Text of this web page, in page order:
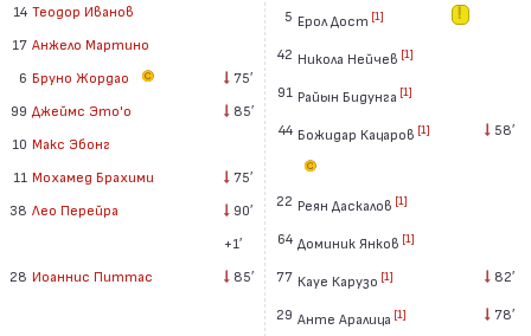
14 Теодор Иванов
17 Анжело Мартино
6 Бруно Жордао 75′
99 Джеймс Это'о
85′
10 Макс Эбонг
11 Мохамед Брахими
75′
38 Лео Перейра
90′
+1′
28 Иоаннис Питтас 85′
5 Ерол Дост [1]
42 Никола Нейчев [1]
91 Райын Бидунга [1]
44 Божидар Кацаров [1] 58′
22 Реян Даскалов [1]
64 Доминик Янков [1]
77 Кауе Карузо [1] 82′
29 Анте Аралица [1] 78′